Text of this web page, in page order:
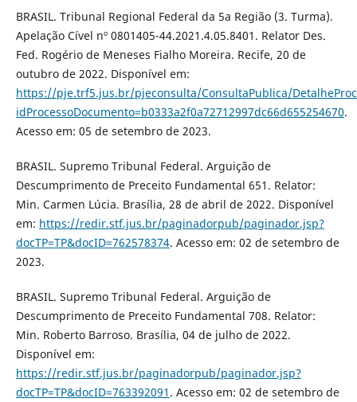
BRASIL. Tribunal Regional Federal da 5a Região (3. Turma).
Apelação Cível nº 0801405-44.2021.4.05.8401. Relator Des.
Fed. Rogério de Meneses Fialho Moreira. Recife, 20 de
outubro de 2022. Disponível em:
https://pje.trf5.jus.br/pjeconsulta/ConsultaPublica/
idProcessoDocumento=b0333a2f0a72712997dc66d655254670.
Acesso em: 05 de setembro de 2023.
BRASIL. Supremo Tribunal Federal. Arguição de
Descumprimento de Preceito Fundamental 651. Relator:
Min. Carmen Lúcia. Brasília, 28 de abril de 2022. Disponível
em: https://redir.stf.jus.br/paginadorpub/paginador.jsp?
docTP=TP&docID=762578374. Acesso em: 02 de setembro de
2023.
BRASIL. Supremo Tribunal Federal. Arguição de
Descumprimento de Preceito Fundamental 708. Relator:
Min. Roberto Barroso. Brasília, 04 de julho de 2022.
Disponível em:
https://redir.stf.jus.br/paginadorpub/paginador.jsp?
docTP=TP&docID=763392091 . Acesso em: 02 de setembro de